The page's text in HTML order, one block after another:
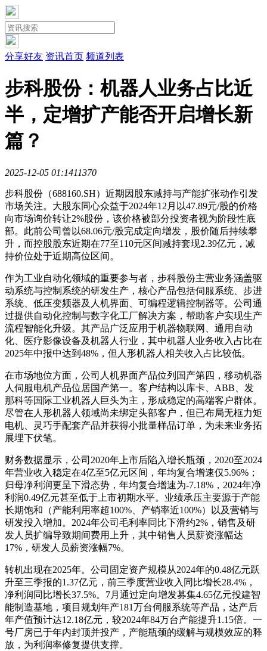
分享好友 资讯首页 频道列表
步科股份：机器人业务占比近
半，定增扩产能否开启增长新
篇？
2025-12-05 01:1411370
步科股份（688160.SH）近期因股东减持与产能扩张动作引发
市场关注。大股东同心众益于2024年12月以47.89元/股的价格
向市场询价转让2%股份，该价格被部分投资者视为阶段性底
部。此前公司曾以68.06元/股完成定向增发，股价随后持续攀
升，而控股股东近期在77至110元区间减持套现2.39亿元，减
持价位处于近期高位区间。
作为工业自动化领域的重要参与者，步科股份主营业务涵盖驱
动系统与控制系统的研发生产，核心产品包括伺服系统、步进
系统、低压变频器及人机界面、可编程逻辑控制器等。公司通
过提供自动化控制与数字化工厂解决方案，帮助客户实现生产
流程智能化升级。其产品广泛应用于机器物联网、通用自动
化、医疗影像设备及机器人行业，其中机器人业务收入占比在
2025年中报中达到48%，但人形机器人相关收入占比较低。
在市场地位方面，公司人机界面产品位列国产第四，移动机器
人伺服电机产品位居国产第一。客户结构以库卡、ABB、发
那科等国际工业机器人巨头为主，形成稳定的高端客户群体。
尽管在人形机器人领域尚未绑定头部客户，但已布局无框力矩
电机、灵巧手配套产品并获得小批量样品订单，为未来业务拓
展埋下伏笔。
财务数据显示，公司2020年上市后陷入增长瓶颈，2020至2024
年营业收入稳定在4亿至5亿元区间，年均复合增速仅5.96%；
归母净利润更呈下滑态势，年均复合增速为-7.18%，2024年净
利润0.49亿元甚至低于上市初期水平。业绩承压主要源于产能
长期饱和（产能利用率超100%、产销率近100%）以及营销与
研发投入增加。2024年公司毛利率同比下滑约2%，销售及研
发人员扩编导致期间费用上升，其中销售人员薪资涨幅达
17%，研发人员薪资涨幅7%。
转机出现在2025年。公司固定资产规模从2024年的0.48亿元跃
升至三季报的1.37亿元，前三季度营业收入同比增长28.4%，
净利润同比增长37.5%。7月通过定向增发募集4.65亿元投建智
能制造基地，项目规划年产181万台伺服系统等产品，达产后
年产值预计达12.18亿元，较2024年84万台产能提升1.15倍。一
号厂房已于年内封顶并投产，产能瓶颈的缓解与规模效应的释
放，为利润率修复提供支撑。